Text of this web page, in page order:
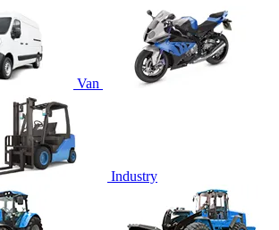
Van
Industry